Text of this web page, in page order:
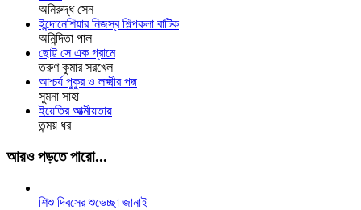
অনিরুদ্ধ সেন
ইন্দোনেশিয়ার নিজস্ব শিল্পকলা বাটিক
অনিন্দিতা পাল
ছোট্ট সে এক গ্রামে
তরুণ কুমার সরখেল
আশ্চর্য পুকুর ও লক্ষ্মীর পদ্ম
সুমনা সাহা
ইয়েতির আত্মীয়তায়
তন্ময় ধর
আরও পড়তে পারো...
শিশু দিবসের শুভেচ্ছা জানাই